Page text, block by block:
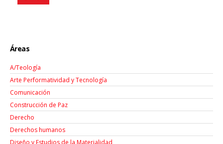
Áreas
A/Teología
Arte Performatividad y Tecnología
Comunicación
Construcción de Paz
Derecho
Derechos humanos
Diseño y Estudios de la Materialidad